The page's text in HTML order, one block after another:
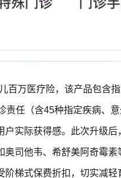
百万医疗险，该产品包含
任（含45种指定疾病、
实际获得感。此次升级后
司他韦、希舒美阿奇霉素
梯式保费折扣，切实减轻